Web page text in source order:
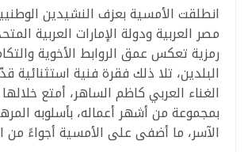
انطلقت الأمسية بعزف النشيدين
مصر العربية ودولة الإمارات العربية
رمزية تعكس عمق الروابط الأخوية
البلدين، تلا ذلك فقرة فنية استثنائية
الغناء العربي كاظم الساهر، أمتع
بمجموعة من أشهر أعماله، بأسلوبه
الآسر، ما أضفى على الأمسية أجواءً من